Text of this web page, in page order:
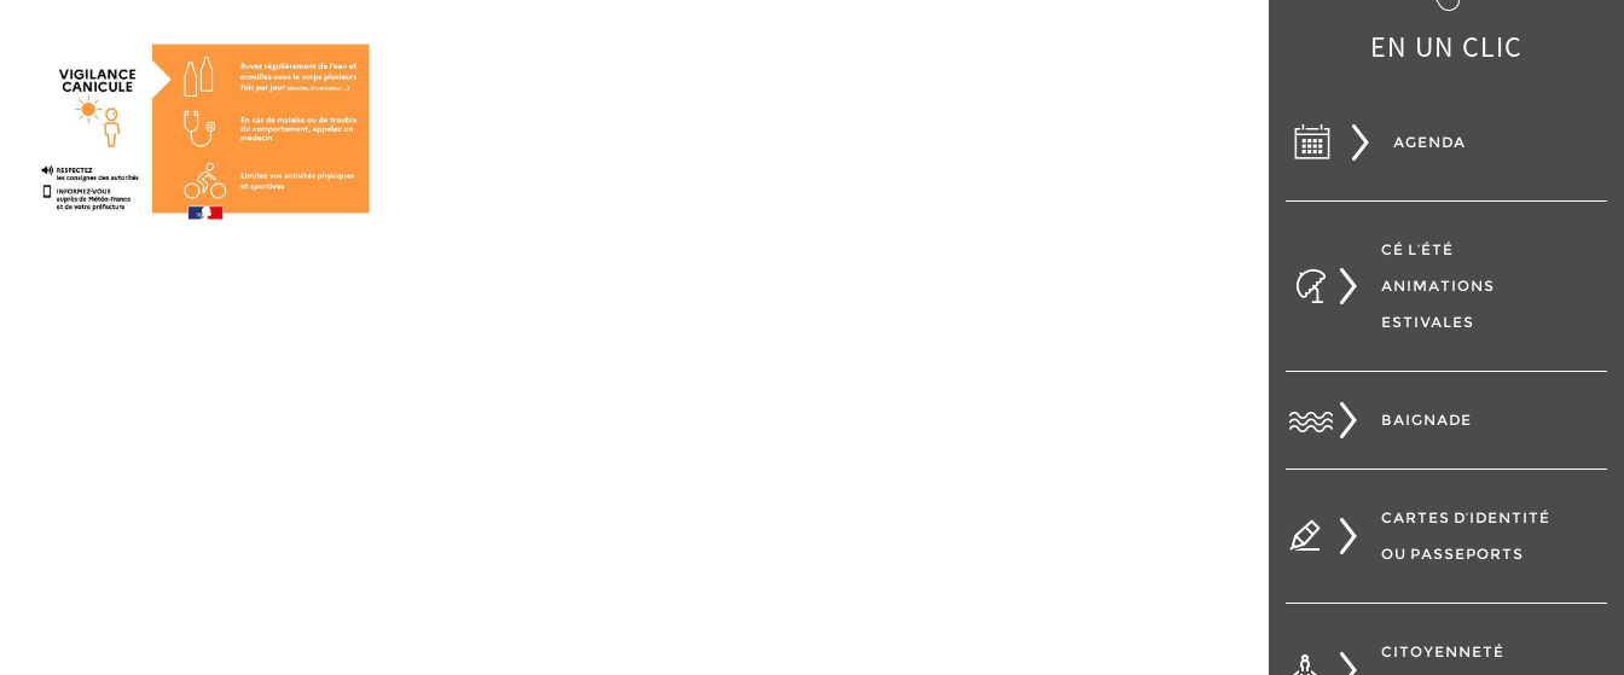
EN UN CLIC
AGENDA
CÉ L’ÉTÉ
ANIMATIONS
ESTIVALES
BAIGNADE
CARTES D’IDENTITÉ
OU PASSEPORTS
CITOYENNETÉ